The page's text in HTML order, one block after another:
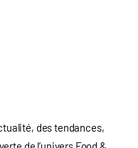
des tendances,